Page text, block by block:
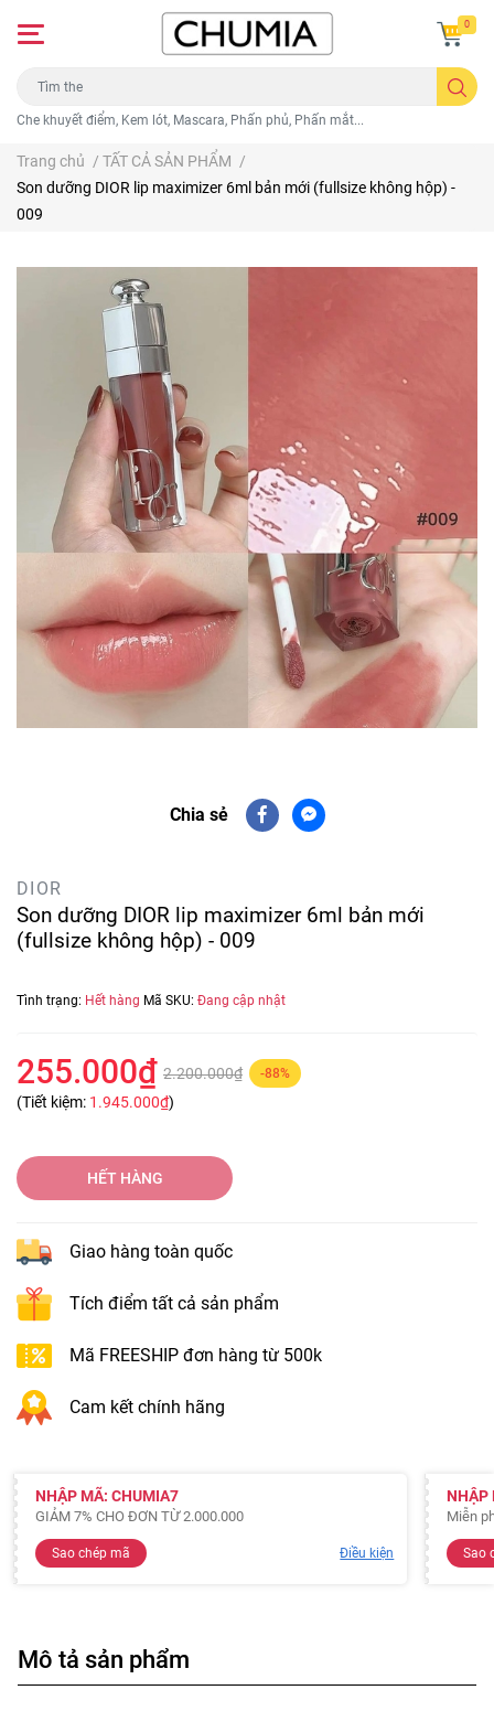
Che khuyết điểm, Kem lót, Mascara, Phấn phủ, Phấn mắt...
0
Trang chủ / TẤT CẢ SẢN PHẨM /
Son dưỡng DIOR lip maximizer 6ml bản mới (fullsize không hộp) -
009
Chia sẻ
DIOR
Son dưỡng DIOR lip maximizer 6ml bản mới
(fullsize không hộp) - 009
Tình trạng: Hết hàng Mã SKU: Đang cập nhật
255.000₫ 2.200.000₫ -88%
(Tiết kiệm: 1.945.000₫)
HẾT HÀNG
Giao hàng toàn quốc
Tích điểm tất cả sản phẩm
Mã FREESHIP đơn hàng từ 500k
Cam kết chính hãng
NHẬP MÃ: CHUMIA7
GIẢM 7% CHO ĐƠN TỪ 2.000.000
Sao chép mã Điều kiện
NHẬP
Miễn
Sao
Mô tả sản phẩm